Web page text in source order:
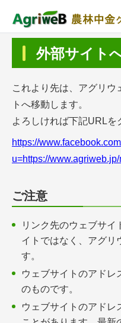
プレミ
気象情
会員限定
会員登
外部サイト
これより先は、アグリウ
トへ移動します。
よろしければ下記URLを
https://
u=https://
ご注意
リンク先のウェブサイ
イトではなく、アグリ
す。
ウェブサイトのアドレ
のものです。
ウェブサイトのアドレ